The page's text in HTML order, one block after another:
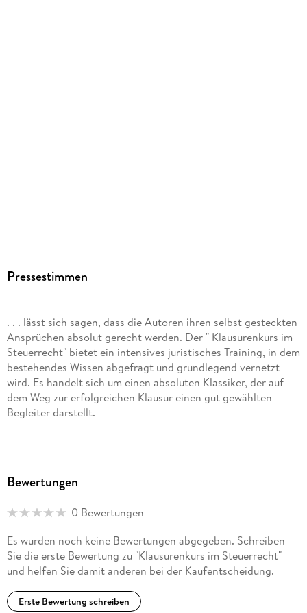
Pressestimmen
. . . lässt sich sagen, dass die Autoren ihren selbst gesteckten
Ansprüchen absolut gerecht werden. Der " Klausurenkurs im
Steuerrecht" bietet ein intensives juristisches Training, in dem
bestehendes Wissen abgefragt und grundlegend vernetzt
wird. Es handelt sich um einen absoluten Klassiker, der auf
dem Weg zur erfolgreichen Klausur einen gut gewählten
Begleiter darstellt.
. . . eignet sich als ideale Ergänzung zum Lehrbuch
Insgesamt kann das Buch überzeugen. Die Kombination von
Übungsfällen und der Wiederholung examensrelevanter
Probleme ist für die Studenten ideal, die den Prüfungsstoff
Bewertungen
0 Bewertungen
Es wurden noch keine Bewertungen abgegeben. Schreiben
Sie die erste Bewertung zu "Klausurenkurs im Steuerrecht"
und helfen Sie damit anderen bei der Kaufentscheidung.
Erste Bewertung schreiben